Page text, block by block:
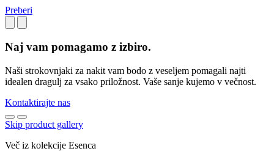
Preberi
Naj vam pomagamo z izbiro.
Naši strokovnjaki za nakit vam bodo z veseljem pomagali najti
idealen dragulj za vsako priložnost. Vaše sanje kujemo v večnost.
Kontaktirajte nas
Skip product gallery
Več iz kolekcije Esenca